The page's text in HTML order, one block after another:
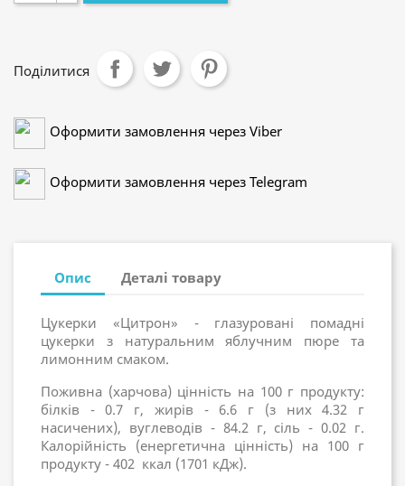
Поділитися
Оформити замовлення через Viber
Оформити замовлення через Telegram
Опис Деталі товару
Цукерки «Цитрон» - глазуровані помадні
цукерки з натуральним яблучним пюре та
лимонним смаком.
Поживна (харчова) цінність на 100 г продукту:
білків - 0.7 г, жирів - 6.6 г (з них 4.32 г
насичених), вуглеводів - 84.2 г, сіль - 0.02 г.
Калорійність (енергетична цінність) на 100 г
продукту - 402 ккал (1701 кДж).